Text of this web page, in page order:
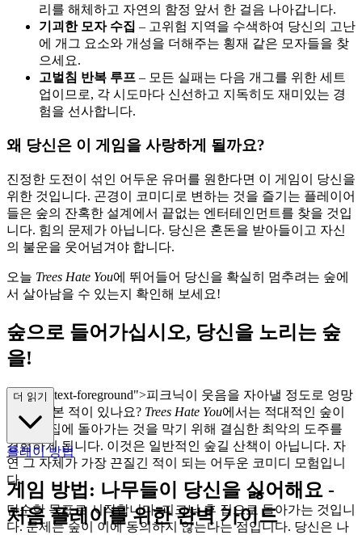
리를 해체하고 자연의 함정 앞서 한 걸음 나아갑니다.
기괴한 모자 수집 – 고위험 지역을 수색하여 당신의 고난
에 개그 요소와 개성을 더해주는 횡재 같은 모자들을 찾
으세요.
고벌침 반복 루프 – 모든 실패는 다음 개그를 위한 세트
업이므로, 각 시도마다 신선하고 지독히도 재미있는 경
험을 선사합니다.
왜 당신은 이 게임을 사랑하게 될까요?
진정한 도전이 섞인 어두운 유머를 원한다면 이 게임이 당신을
위한 것입니다. 곤경이 코미디로 변하는 것을 즐기는 플레이어
들은 숲의 잔혹한 설계에서 끝없는 엔터테인먼트를 찾을 것입
니다. 힘의 문제가 아닙니다. 당신은 혼돈을 받아들이고 자신
의 불운을 웃어넘겨야 합니다.
오늘 Trees Hate You에 뛰어들어 당신을 확실히 멈추려는 숲에
서 살아남을 수 있는지 확인해 보세요!
숲으로 들어가십시오, 당신을 노리는 숲
을!
s="mb-4 text-foreground">피크닉이 웃음을 자아낼 정도로 엉망
이 되어 본 적이 있나요? Trees Hate You에서는 적대적인 숲이
당신의 집에 돌아가는 것을 막기 위해 결심한 최악의 도주를
경험하게 됩니다. 이것은 일반적인 숲길 산책이 아닙니다. 자
연 그 자체가 가장 끈질긴 적이 되는 어두운 코미디 모험입니
다.
단순한 목표로 시작합니다: 피크닉 후 집으로 돌아가는 것입니
다. 문제는 숲이 이에 동의하지 않는다는 점입니다. 당신은 나
더 읽기
플레이 방법
게임 방법: 나무들이 당신을 싫어해요 -
처음 플레이를 위한 완벽 가이드